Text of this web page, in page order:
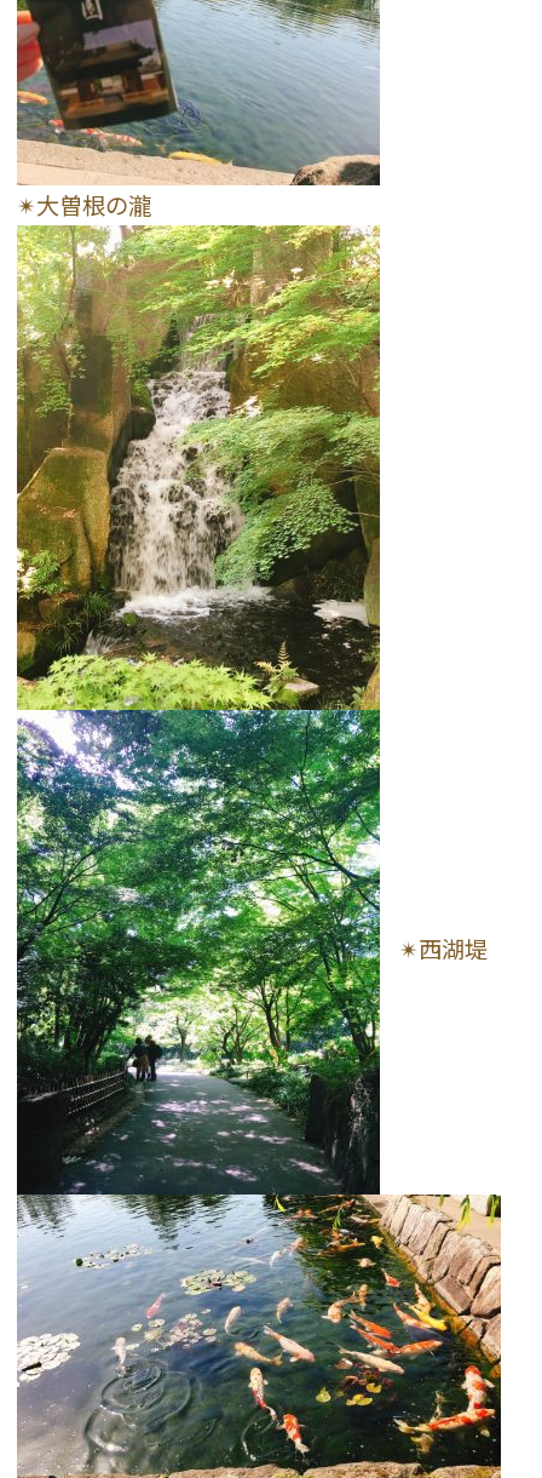
✴︎大曽根の瀧
✴︎西湖堤